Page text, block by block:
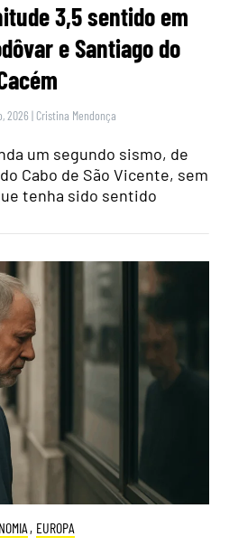
3,5 sentido em
e Santiago do
2026 | Cristina Mendonça
um segundo sismo, de
Cabo de São Vicente, sem
tenha sido sentido
, EUROPA